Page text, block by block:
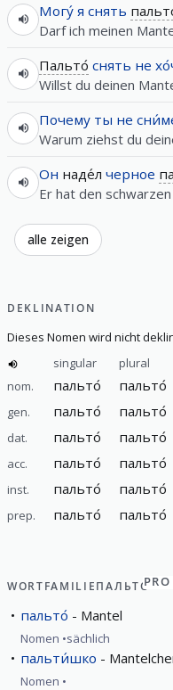
Могу́ я снять
Darf ich meinen
Пальто́ снять не
Willst du deinen
Почему ты не
Warum ziehst du
Он наде́л черное
Er hat den
alle zeigen
DEKLINATION
Dieses Nomen wird nicht
singular
plural
nom.
пальто́ пальто́
gen. пальто́ пальто́
dat. пальто́ пальто́
acc. пальто́ пальто́
inst. пальто́ пальто́
prep. пальто́ пальто́
WORTFAMILIEПАЛЬТО́PRO
пальто́ Mantel
Nomen sächlich
пальти́шко
Nomen